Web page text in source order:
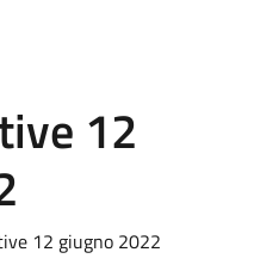
12
12 giugno 2022